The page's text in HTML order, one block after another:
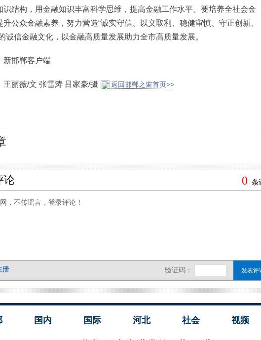
识结构，用金融知识丰富科学思维，提高金融工作水平。要培养全社会金
升公众金融素养，努力营造“诚实守信、以义取利、稳健审慎、守正创新、
诚信金融文化，以金融高质量发展助力全市高质量发展。
邯郸客户端
丽薇/文 张雪涛 吕家豪/摄 返回邯郸之窗首页>>
国内 国际 河北 社会 视频